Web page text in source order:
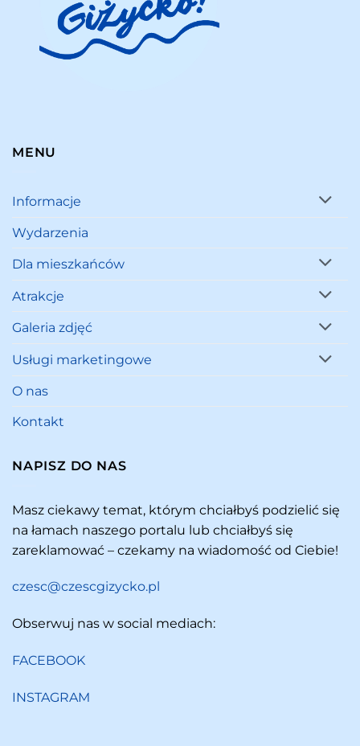
MENU
Informacje
Wydarzenia
Dla mieszkańców
Atrakcje
Galeria zdjęć
Usługi marketingowe
O nas
Kontakt
NAPISZ DO NAS
Masz ciekawy temat, którym chciałbyś podzielić się
na łamach naszego portalu lub chciałbyś się
zareklamować – czekamy na wiadomość od Ciebie!
czesc@czescgizycko.pl
Obserwuj nas w social mediach:
FACEBOOK
INSTAGRAM